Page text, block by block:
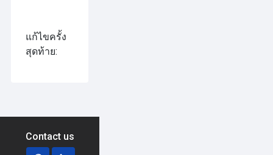
แก้ไขครั้ง
สุดท้าย:
Contact us